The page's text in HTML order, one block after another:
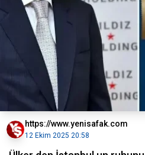
https://www.yenisafak.com
12 Ekim 2025 20:58